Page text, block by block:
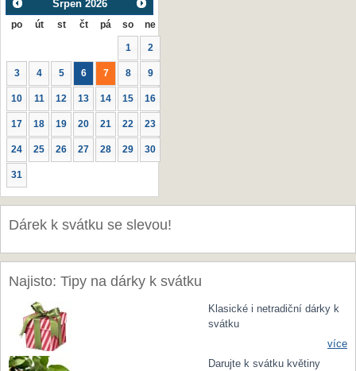
Srpen 2026
po út st čt pá so ne
1 2
3 4 5 6 7 8 9
10 11 12 13 14 15 16
17 18 19 20 21 22 23
24 25 26 27 28 29 30
31
Dárek k svátku se slevou!
Najisto: Tipy na dárky k svátku
Klasické i netradiční dárky k
svátku
více
Darujte k svátku květiny